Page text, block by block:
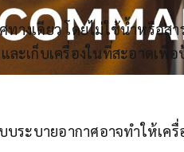
างเดียว โดยไม่ใช้น้ำหรือส
ะเก็บเครื่องในที่สะอาดเพื่
ะบายอากาศอาจทำให้เครื่